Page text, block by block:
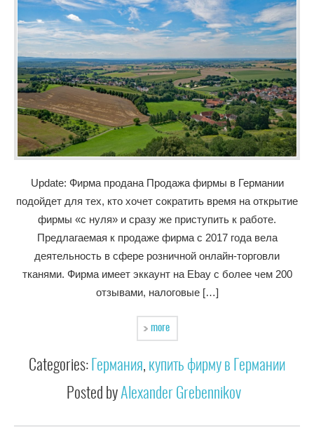
Update: Фирма продана Продажа фирмы в Германии
подойдет для тех, кто хочет сократить время на открытие
фирмы «с нуля» и сразу же приступить к работе.
Предлагаемая к продаже фирма с 2017 года вела
деятельность в сфере розничной онлайн-торговли
тканями. Фирма имеет эккаунт на Ebay с более чем 200
отзывами, налоговые […]
more
Categories: Германия, купить фирму в Германии
Posted by Alexander Grebennikov